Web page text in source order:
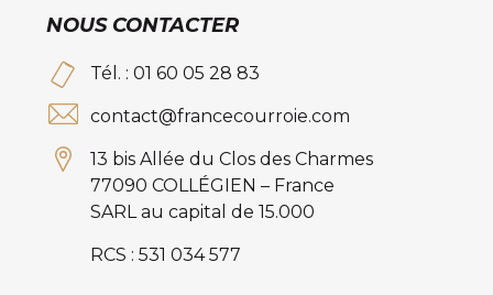
NOUS CONTACTER
Tél. : 01 60 05 28 83
contact@francecourroie.com
13 bis Allée du Clos des Charmes
77090 COLLÉGIEN – France
SARL au capital de 15.000
RCS : 531 034 577